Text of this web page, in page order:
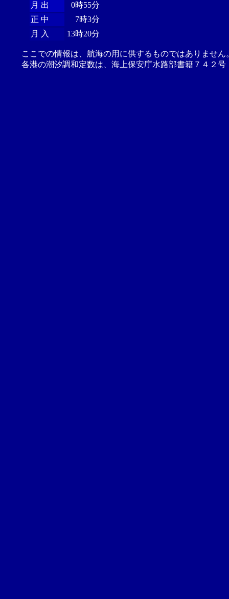
月 出
0時55分
正 中
7時3分
月 入
13時20分
ここでの情報は、航海の用に供するものではありませ
各港の潮汐調和定数は、海上保安庁水路部書籍７４２